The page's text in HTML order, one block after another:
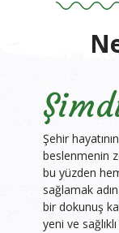
Şehir
beslenmenin
bu yüzden
sağlamak
bir dokunuş
yeni ve